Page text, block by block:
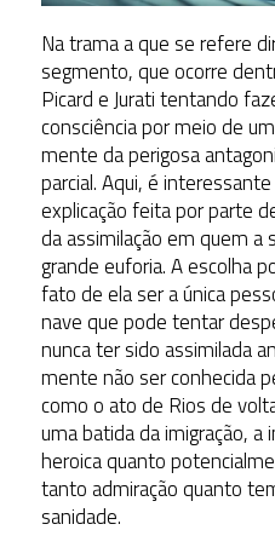
Na trama a que se refere
segmento, que ocorre
Picard e Jurati tentando
consciência por meio de
mente da perigosa
parcial. Aqui, é
explicação feita por parte
da assimilação em quem
grande euforia. A escolha
fato de ela ser a única
nave que pode tentar
nunca ter sido assimilada
mente não ser conhecida
como o ato de Rios de
uma batida da imigração, a
heroica quanto
tanto admiração quanto
sanidade.